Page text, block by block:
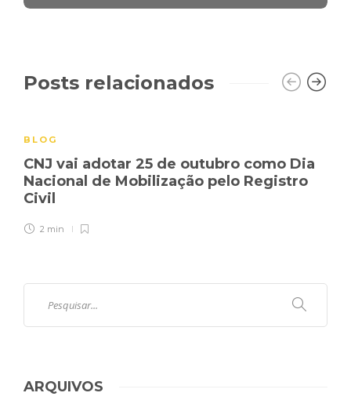
Posts relacionados
BLOG
CNJ vai adotar 25 de outubro como Dia
Nacional de Mobilização pelo Registro
Civil
2 min
ARQUIVOS